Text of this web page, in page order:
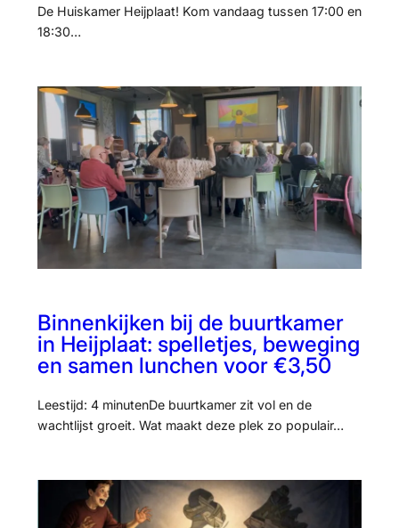
De Huiskamer Heijplaat! Kom vandaag tussen 17:00 en
18:30…
Binnenkijken bij de buurtkamer
in Heijplaat: spelletjes, beweging
en samen lunchen voor €3,50
Leestijd: 4 minutenDe buurtkamer zit vol en de
wachtlijst groeit. Wat maakt deze plek zo populair…